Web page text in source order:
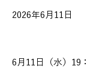
2026年6月11日
6月11日（水）19